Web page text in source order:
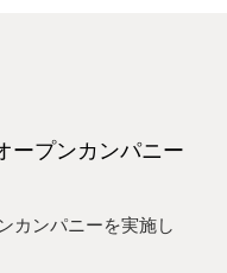
ープンカンパニー
カンパニーを実施し